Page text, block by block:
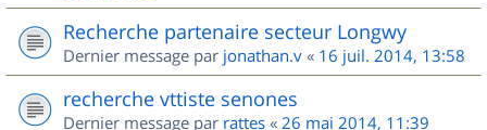
Recherche partenaire secteur Longwy
Dernier message par jonathan.v « 16 juil. 2014, 13:58
recherche vttiste senones
Dernier message par rattes « 26 mai 2014, 11:39